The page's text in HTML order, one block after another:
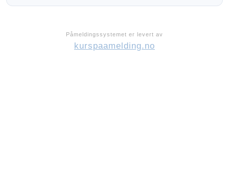
Påmeldingssystemet er levert av
kurspaamelding.no